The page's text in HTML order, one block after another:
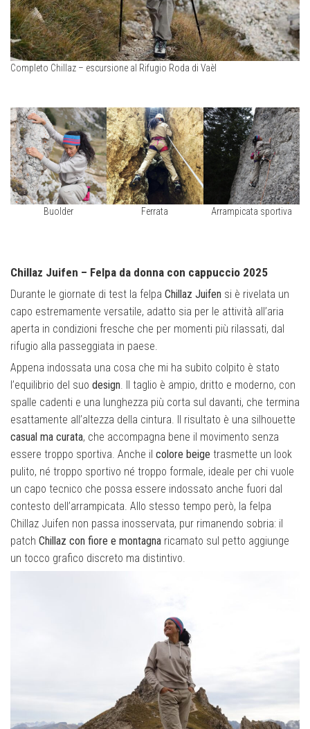
Completo Chillaz – escursione al Rifugio Roda di Vaèl
Buolder Ferrata Arrampicata sportiva
Chillaz Juifen – Felpa da donna con cappuccio 2025
Durante le giornate di test la felpa Chillaz Juifen si è rivelata un
capo estremamente versatile, adatto sia per le attività all’aria
aperta in condizioni fresche che per momenti più rilassati, dal
rifugio alla passeggiata in paese.
Appena indossata una cosa che mi ha subito colpito è stato
l’equilibrio del suo design. Il taglio è ampio, dritto e moderno, con
spalle cadenti e una lunghezza più corta sul davanti, che termina
esattamente all’altezza della cintura. Il risultato è una silhouette
casual ma curata, che accompagna bene il movimento senza
essere troppo sportiva. Anche il colore beige trasmette un look
pulito, né troppo sportivo né troppo formale, ideale per chi vuole
un capo tecnico che possa essere indossato anche fuori dal
contesto dell’arrampicata. Allo stesso tempo però, la felpa
Chillaz Juifen non passa inosservata, pur rimanendo sobria: il
patch Chillaz con fiore e montagna ricamato sul petto aggiunge
un tocco grafico discreto ma distintivo.